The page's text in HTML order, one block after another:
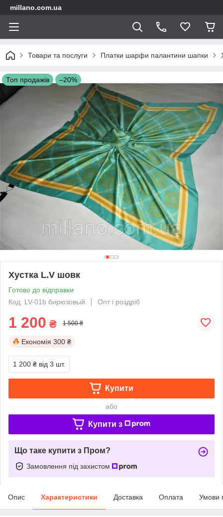
millano.com.ua
Товари та послуги Платки шарфи палантини шапки
Топ продажів –20%
Хустка L.V шовк
Готово до відправки
Код: LV-01b бирюзовый
Опт і роздріб
1 200 ₴ 1 500 ₴
Економія 300 ₴
1 200 ₴ від 3 шт.
Купити
або
Купити з
Що таке купити з Пром?
Замовлення під захистом
Опис Характеристики Доставка Оплата Умови